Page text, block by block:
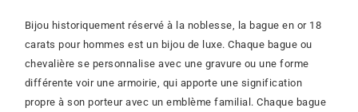
Bijou historiquement réservé à la noblesse, la bague en or 18
carats pour hommes est un bijou de luxe. Chaque bague ou
chevalière se personnalise avec une gravure ou une forme
différente voir une armoirie, qui apporte une signification
propre à son porteur avec un emblème familial. Chaque bague